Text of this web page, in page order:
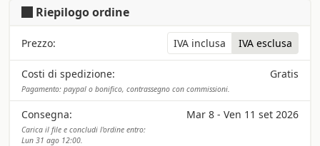
Riepilogo ordine
Prezzo: IVA inclusa IVA esclusa
Costi di spedizione: Gratis
Pagamento: paypal o bonifico, contrassegno con commissioni.
Consegna: Mar 8 - Ven 11 set 2026
Carica il file e concludi l'ordine entro:
Lun 31 ago 12:00.